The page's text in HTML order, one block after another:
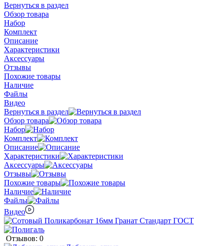
Вернуться в раздел
Обзор товара
Набор
Комплект
Описание
Характеристики
Аксессуары
Отзывы
Похожие товары
Наличие
Файлы
Видео
Вернуться в раздел
Обзор товара
Набор
Комплект
Описание
Характеристики
Аксессуары
Отзывы
Похожие товары
Наличие
Файлы
Видео
Отзывов: 0